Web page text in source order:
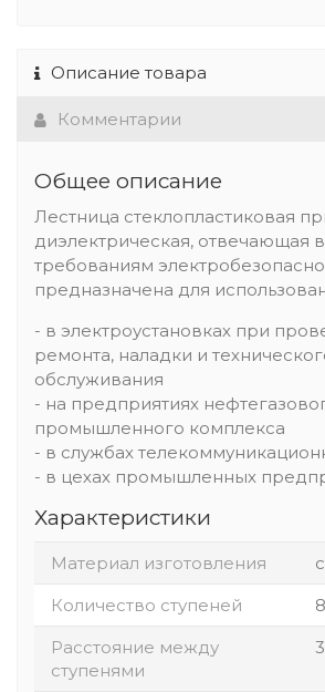
Описание товара
Комментарии
Общее описание
Лестница стеклопластиковая
диэлектрическая, отвечающая
требованиям
предназначена для
- в электроустановках при
ремонта, наладки и
обслуживания
- на предприятиях
промышленного комплекса
- в службах
- в цехах промышленных
Характеристики
Материал изготовления
Количество ступеней
Расстояние между
ступенями